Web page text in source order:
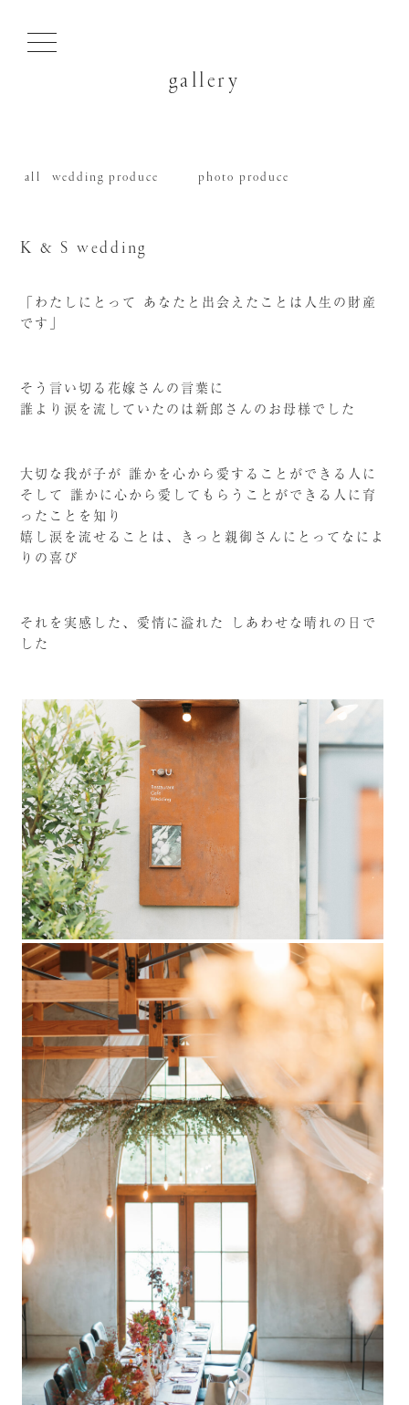
gallery
all wedding produce photo produce
K & S wedding
「わたしにとって あなたと出会えたことは人生の財産
です」
そう言い切る花嫁さんの言葉に
誰より涙を流していたのは新郎さんのお母様でした
大切な我が子が 誰かを心から愛することができる人に
そして 誰かに心から愛してもらうことができる人に育
ったことを知り
嬉し涙を流せることは、きっと親御さんにとってなによ
りの喜び
それを実感した、愛情に溢れた しあわせな晴れの日で
した